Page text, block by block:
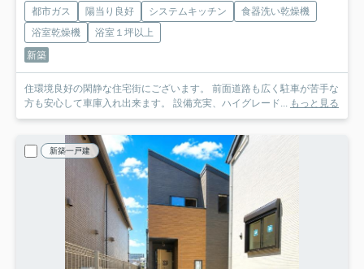
都市ガス 陽当り良好 システムキッチン
食器洗い乾燥機
浴室乾燥機
浴室１坪以上
新築
住環境良好の閑静な住宅街にございます。 前面道路も広く駐車が苦手な
方も安心して車庫入れ出来ます。 設備充実、ハイグレード... もっと見る
新築一戸建